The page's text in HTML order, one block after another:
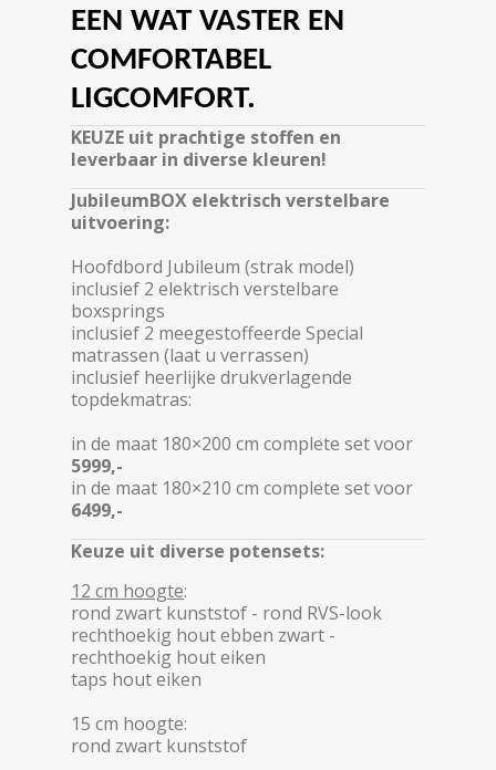
EEN WAT VASTER EN
COMFORTABEL
LIGCOMFORT.
KEUZE uit prachtige stoffen en
leverbaar in diverse kleuren!
JubileumBOX elektrisch verstelbare
uitvoering:
Hoofdbord Jubileum (strak model)
inclusief 2 elektrisch verstelbare
boxsprings
inclusief 2 meegestoffeerde Special
matrassen (laat u verrassen)
inclusief heerlijke drukverlagende
topdekmatras:
in de maat 180×200 cm complete set voor
5999,-
in de maat 180×210 cm complete set voor
6499,-
Keuze uit diverse potensets:
12 cm hoogte:
rond zwart kunststof - rond RVS-look
rechthoekig hout ebben zwart -
rechthoekig hout eiken
taps hout eiken
15 cm hoogte:
rond zwart kunststof